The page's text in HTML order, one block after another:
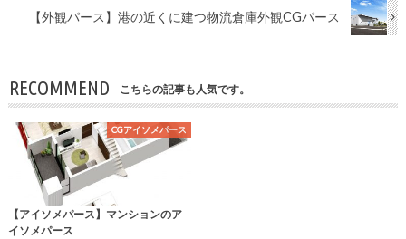
【外観パース】港の近くに建つ物流倉庫外観CGパース
RECOMMEND こちらの記事も人気です。
CGアイソメパース
【アイソメパース】マンションのア
イソメパース